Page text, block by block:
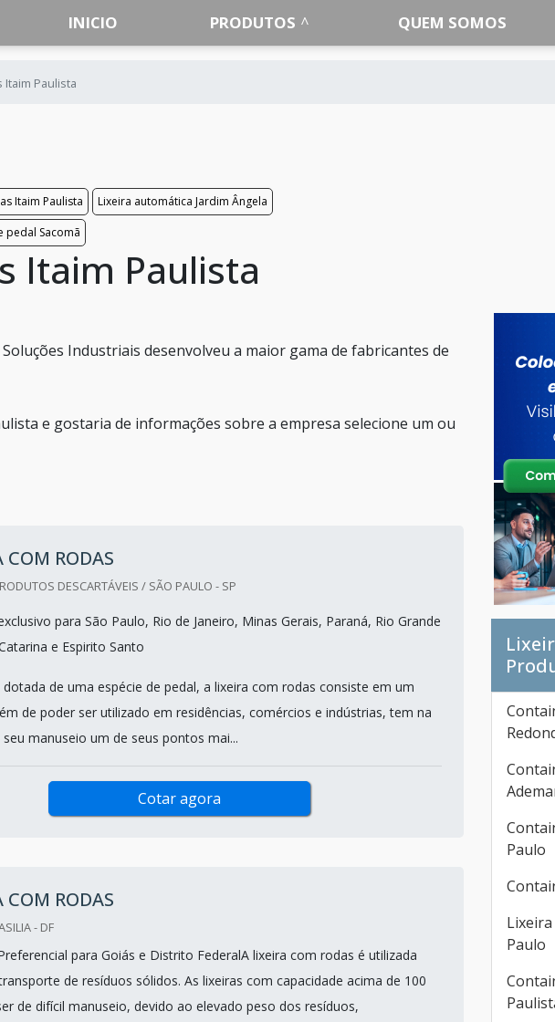
INICIO PRODUTOS QUEM SOMOS
Itaim Paulista
Itaim Paulista
Lixeira automática Jardim Ângela
pedal Sacomã
Itaim Paulista
Industriais desenvolveu a maior gama de fabricantes de
e gostaria de informações sobre a empresa selecione um ou
COM RODAS
DESCARTÁVEIS / SÃO PAULO - SP
para São Paulo, Rio de Janeiro, Minas Gerais, Paraná, Rio Grande
e Espirito Santo
de uma espécie de pedal, a lixeira com rodas consiste em um
de poder ser utilizado em residências, comércios e indústrias, tem na
manuseio um de seus pontos mai...
Cotar agora
COM RODAS
- DF
para Goiás e Distrito FederalA lixeira com rodas é utilizada
de resíduos sólidos. As lixeiras com capacidade acima de 100
de difícil manuseio, devido ao elevado peso dos resíduos,
Paulo
Paulo